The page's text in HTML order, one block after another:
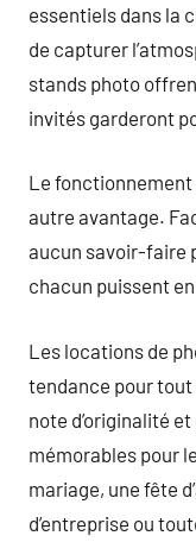
essentiels dans la
de capturer
stands photo
invités garderont
Le fonctionnement
autre avantage.
aucun savoir-faire
chacun puissent
Les locations de
tendance pour
note d’originalité
mémorables pour
mariage, une fête
d’entreprise ou